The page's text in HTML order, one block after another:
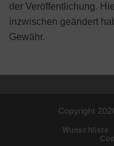
der Veröffentlichung.
inzwischen geändert
Gewähr.
Copyright
Wunschliste